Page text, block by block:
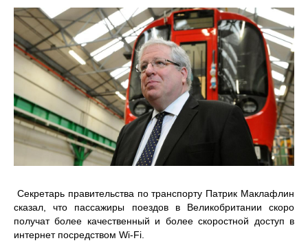
Секретарь правительства по транспорту Патрик Маклафлин
сказал, что пассажиры поездов в Великобритании скоро
получат более качественный и более скоростной доступ в
интернет посредством Wi-Fi.